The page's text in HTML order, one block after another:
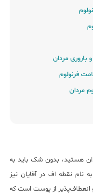
باروری مردان
فرنولوم
مردان
هستید، بدون شک باید به
نام نقطه اف در آقایان نیز
از پوست است که